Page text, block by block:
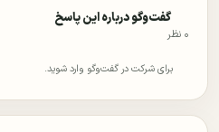
گفت‌وگو درباره این پاسخ
۰ نظر
برای شرکت در گفت‌وگو وارد شوید.